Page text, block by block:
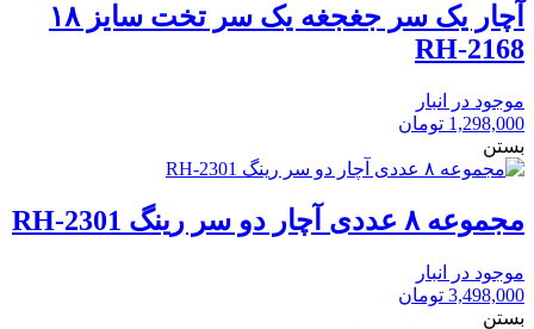
آچار یک سر جغجغه یک سر تخت سایز ۱۸
RH-2168
موجود در انبار
1,298,000 تومان
بستن
مجموعه ۸ عددی آچار دو سر رینگ RH-2301
موجود در انبار
3,498,000 تومان
بستن